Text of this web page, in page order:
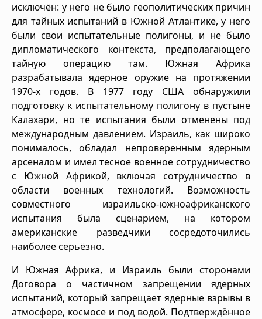
исключён: у него не было геополитических причин
для тайных испытаний в Южной Атлантике, у него
были свои испытательные полигоны, и не было
дипломатического контекста, предполагающего
тайную операцию там. Южная Африка
разрабатывала ядерное оружие на протяжении
1970-х годов. В 1977 году США обнаружили
подготовку к испытательному полигону в пустыне
Калахари, но те испытания были отменены под
международным давлением. Израиль, как широко
понималось, обладал непроверенным ядерным
арсеналом и имел тесное военное сотрудничество
с Южной Африкой, включая сотрудничество в
области военных технологий. Возможность
совместного израильско-южноафриканского
испытания была сценарием, на котором
американские разведчики сосредоточились
наиболее серьёзно.
И Южная Африка, и Израиль были сторонами
Договора о частичном запрещении ядерных
испытаний, который запрещает ядерные взрывы в
атмосфере, космосе и под водой. Подтверждённое